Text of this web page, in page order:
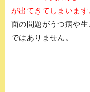
が出てきてしまいます
面の問題がうつ病や
ではありません。